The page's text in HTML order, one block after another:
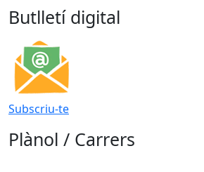
Butlletí digital
Subscriu-te
Plànol / Carrers